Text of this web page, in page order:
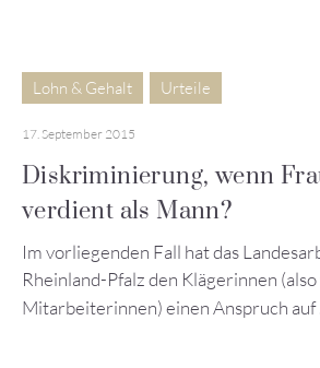
Lohn & Gehalt Urteile
17. September 2015
Diskriminierung, wenn
verdient als Mann?
Im vorliegenden Fall hat das
Rheinland-Pfalz den Klägerinnen
Mitarbeiterinnen) einen Anspruch auf